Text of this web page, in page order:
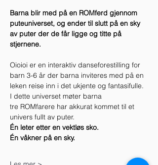
Barna blir med på en ROMferd gjennom
puteuniverset, og ender til slutt på en sky
av puter der de får ligge og titte på
stjernene.
Oioioi er en interaktiv danseforestilling for
barn 3-6 år der barna inviteres med på en
leken reise inn i det ukjente og fantasifulle.
I dette universet møter barna
tre ROMfarere har akkurat kommet til et
univers fullt av puter.
Én leter etter en vektløs sko.
Én våkner på en sky.